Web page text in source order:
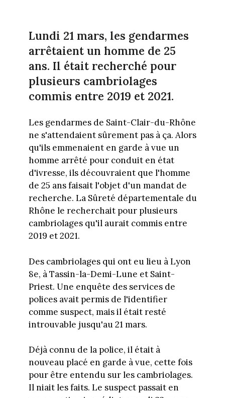
Lundi 21 mars, les gendarmes
arrêtaient un homme de 25
ans. Il était recherché pour
plusieurs cambriolages
commis entre 2019 et 2021.
Les gendarmes de Saint-Clair-du-Rhône
ne s'attendaient sûrement pas à ça. Alors
qu'ils emmenaient en garde à vue un
homme arrêté pour conduit en état
d'ivresse, ils découvraient que l'homme
de 25 ans faisait l'objet d'un mandat de
recherche. La Sûreté départementale du
Rhône le recherchait pour plusieurs
cambriolages qu'il aurait commis entre
2019 et 2021.
Des cambriolages qui ont eu lieu à Lyon
8e, à Tassin-la-Demi-Lune et Saint-
Priest. Une enquête des services de
polices avait permis de l'identifier
comme suspect, mais il était resté
introuvable jusqu'au 21 mars.
Déjà connu de la police, il était à
nouveau placé en garde à vue, cette fois
pour être entendu sur les cambriolages.
Il niait les faits. Le suspect passait en